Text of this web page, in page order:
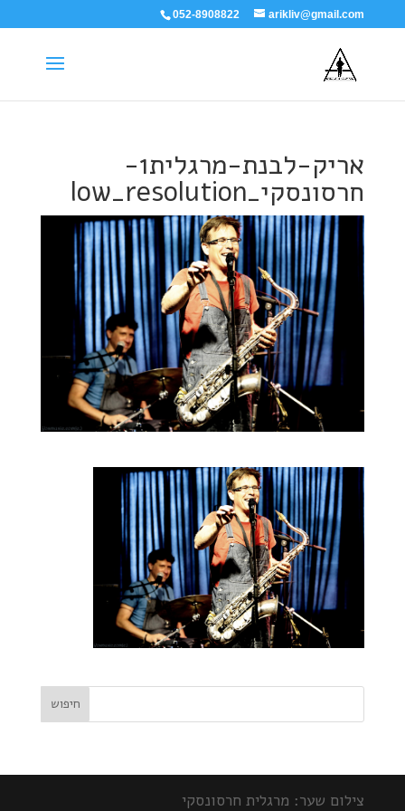
052-8908822 arikliv@gmail.com
אריק-לבנת-מרגלית1-
חרסונסקי_low_resolution
צילום שער: מרגלית חרסונסקי